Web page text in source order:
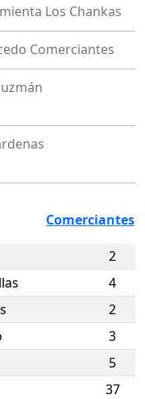
Los Chankas
Comerciantes
Comerciantes
2
4
2
3
5
37